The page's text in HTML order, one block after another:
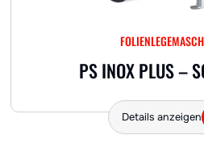
Lavendel
ANDERE
PS INOX PLUS –
Details anzeigen